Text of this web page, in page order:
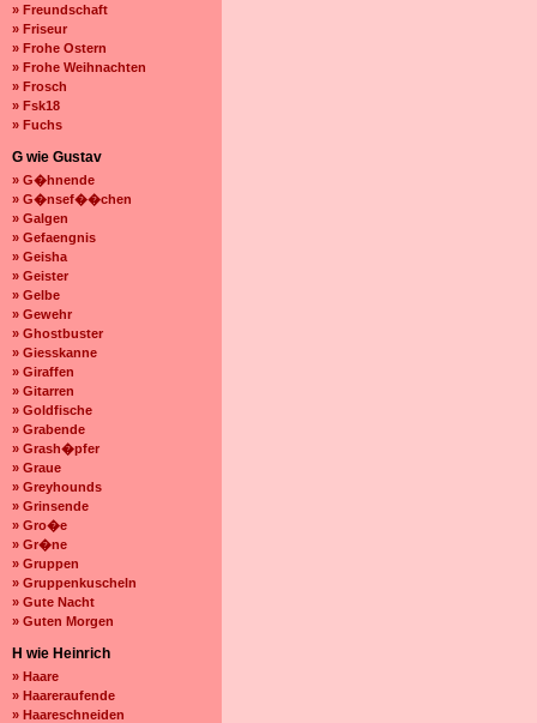
» Freundschaft
» Friseur
» Frohe Ostern
» Frohe Weihnachten
» Frosch
» Fsk18
» Fuchs
G wie Gustav
» G�hnende
» G�nsef��chen
» Galgen
» Gefaengnis
» Geisha
» Geister
» Gelbe
» Gewehr
» Ghostbuster
» Giesskanne
» Giraffen
» Gitarren
» Goldfische
» Grabende
» Grash�pfer
» Graue
» Greyhounds
» Grinsende
» Gro�e
» Gr�ne
» Gruppen
» Gruppenkuscheln
» Gute Nacht
» Guten Morgen
H wie Heinrich
» Haare
» Haareraufende
» Haareschneiden